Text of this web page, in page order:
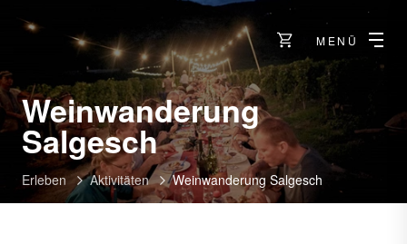
MENÜ
Weinwanderung
Salgesch
Erleben Aktivitäten Weinwanderung Salgesch